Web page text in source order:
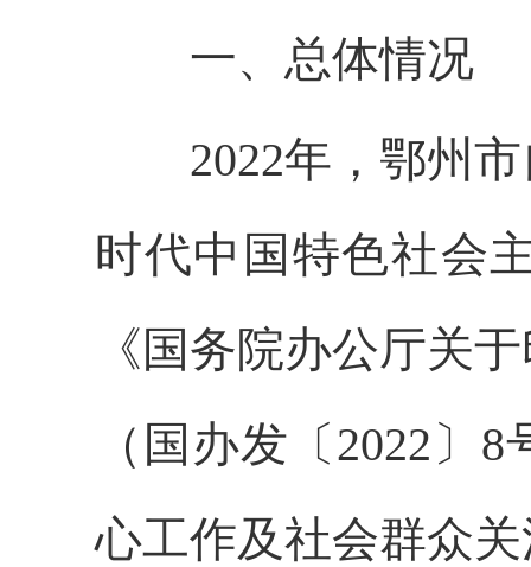
一、总体情况
2022年，鄂州市
时代中国特色社会
《国务院办公厅关
（国办发〔2022〕
心工作及社会群众